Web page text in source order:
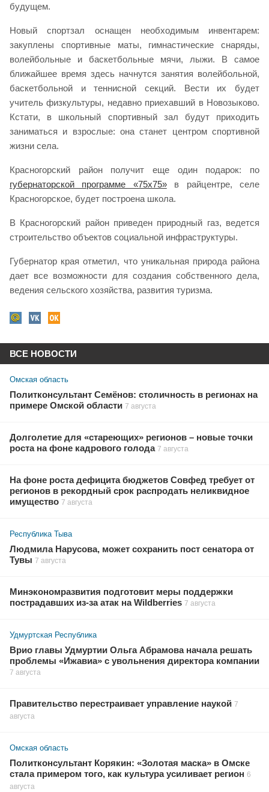
будущем.
Новый спортзал оснащен необходимым инвентарем:
закуплены спортивные маты, гимнастические снаряды,
волейбольные и баскетбольные мячи, лыжи. В самое
ближайшее время здесь начнутся занятия волейбольной,
баскетбольной и теннисной секций. Вести их будет
учитель физкультуры, недавно приехавший в Новозыково.
Кстати, в школьный спортивный зал будут приходить
заниматься и взрослые: она станет центром спортивной
жизни села.
Красногорский район получит еще один подарок: по
губернаторской программе «75х75»в райцентре, селе
Красногорское, будет построена школа.
В Красногорский район приведен природный газ, ведется
строительство объектов социальной инфраструктуры.
Губернатор края отметил, что уникальная природа района
дает все возможности для создания собственного дела,
ведения сельского хозяйства, развития туризма.
ВСЕ НОВОСТИ
Омская область
Политконсультант Семёнов: столичность в регионах на
примере Омской области 7 августа
Долголетие для «стареющих» регионов – новые точки
роста на фоне кадрового голода 7 августа
На фоне роста дефицита бюджетов Совфед требует от
регионов в рекордный срок распродать неликвидное
имущество 7 августа
Республика Тыва
Людмила Нарусова, может сохранить пост сенатора от
Тувы 7 августа
Минэкономразвития подготовит меры поддержки
пострадавших из-за атак на Wildberries 7 августа
Удмуртская Республика
Врио главы Удмуртии Ольга Абрамова начала решать
проблемы «Ижавиа» с увольнения директора компании
7 августа
Правительство перестраивает управление наукой 7
августа
Омская область
Политконсультант Корякин: «Золотая маска» в Омске
стала примером того, как культура усиливает регион 6
августа